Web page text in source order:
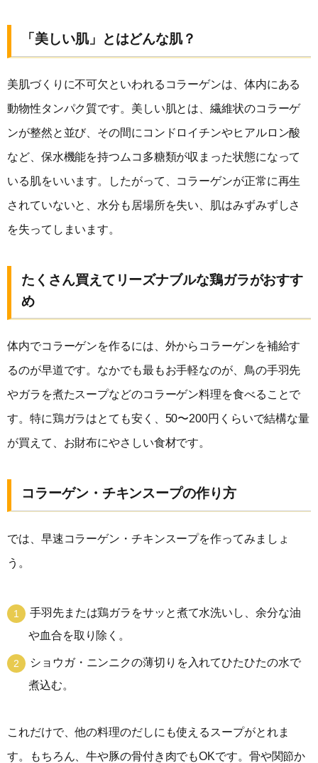
「美しい肌」とはどんな肌？
美肌づくりに不可欠といわれるコラーゲンは、体内にある
動物性タンパク質です。美しい肌とは、繊維状のコラーゲ
ンが整然と並び、その間にコンドロイチンやヒアルロン酸
など、保水機能を持つムコ多糖類が収まった状態になって
いる肌をいいます。したがって、コラーゲンが正常に再生
されていないと、水分も居場所を失い、肌はみずみずしさ
を失ってしまいます。
たくさん買えてリーズナブルな鶏ガラがおすす
め
体内でコラーゲンを作るには、外からコラーゲンを補給す
るのが早道です。なかでも最もお手軽なのが、鳥の手羽先
やガラを煮たスープなどのコラーゲン料理を食べることで
す。特に鶏ガラはとても安く、50〜200円くらいで結構な量
が買えて、お財布にやさしい食材です。
コラーゲン・チキンスープの作り方
では、早速コラーゲン・チキンスープを作ってみましょ
う。
手羽先または鶏ガラをサッと煮て水洗いし、余分な油
や血合を取り除く。
ショウガ・ニンニクの薄切りを入れてひたひたの水で
煮込む。
これだけで、他の料理のだしにも使えるスープがとれま
す。もちろん、牛や豚の骨付き肉でもOKです。骨や関節か